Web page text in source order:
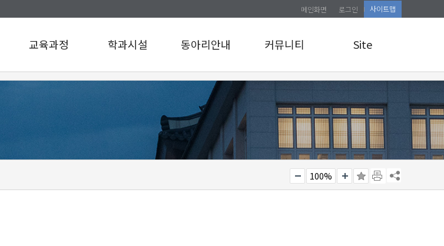
메인화면 로그인 사이트맵
교육과정
교육과정
학과시설
학과시설
동아리안내
동아리안내
커뮤니티
공지사항
관리자 교육 신청
Site
로그인
100%